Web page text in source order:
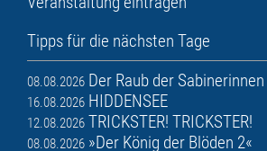
Tipps für die nächsten Tage
08.08.2026 Der Raub der Sabinerinnen
16.08.2026 HIDDENSEE
12.08.2026 TRICKSTER! TRICKSTER!
08.08.2026 »Der König der Blöden 2«